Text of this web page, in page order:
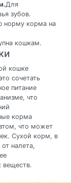
Для
зубов.
норму корма на
кошкам.
кошке
сочетать
питание
что
корма
что может
Сухой корм, в
налета,
веществ.